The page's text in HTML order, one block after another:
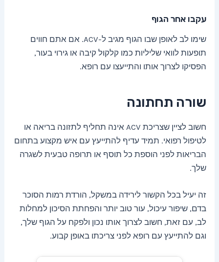
עקבו אחר הגוף
שימו לב לאופן שבו הגוף מגיב ל-ACV. אם אתם חווים
תופעות לוואי שליליות כמו קלקול קיבה או גירוי בעור,
הפסיקו לצרוך אותו והתייעצו עם רופא.
שורה תחתונה
חשוב לציין שצריכת ACV אינה תחליף לתזונה בריאה או
לטיפול רפואי. תמיד עדיף להתייעץ עם איש מקצוע בתחום
הבריאות לפני הוספת כל תוסף או תרופה טבעית לשגרה
שלך.
זה יעיל בכל הקשור לירידה במשקל, הורדת רמות הסוכר
בדם, שיפור עיכול, עור טוב יותר והפחתת הסיכון למחלות
לב, עם זאת, חשוב לצרוך אותו נכון ולפקח על הגוף שלך,
וגם להתייעץ עם רופא לפני צריכתו באופן קבוע.